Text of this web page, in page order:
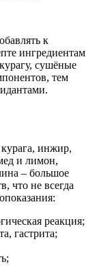
к
ингредиентам
сушёные
тем
инжир,
и лимон,
– большое
что не всегда
реакция;
гастрита;